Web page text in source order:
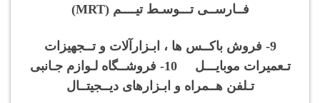
فــارســی تـــوسـط تیــــم (MRT)
9- فروش باکــس ها ، ابـزارآلات و تــجهیزات
تـعمیرات موبایـــل 10- فروشــگاه لـوازم جـانبی
تـلفن هــمراه و ابـزارهای دیــجیتــال